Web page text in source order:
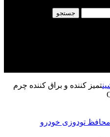
جستجو
تمیز کننده و براق کننده چرم
محافظ تودوزی خودرو